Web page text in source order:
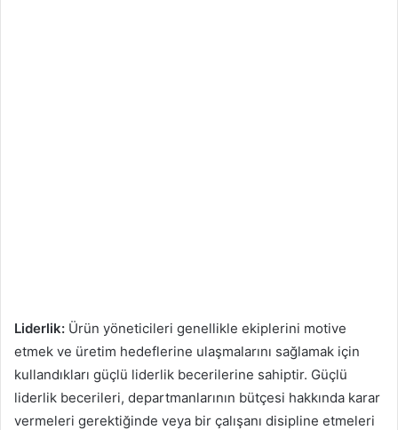
Liderlik: Ürün yöneticileri genellikle ekiplerini motive
etmek ve üretim hedeflerine ulaşmalarını sağlamak için
kullandıkları güçlü liderlik becerilerine sahiptir. Güçlü
liderlik becerileri, departmanlarının bütçesi hakkında karar
vermeleri gerektiğinde veya bir çalışanı disipline etmeleri